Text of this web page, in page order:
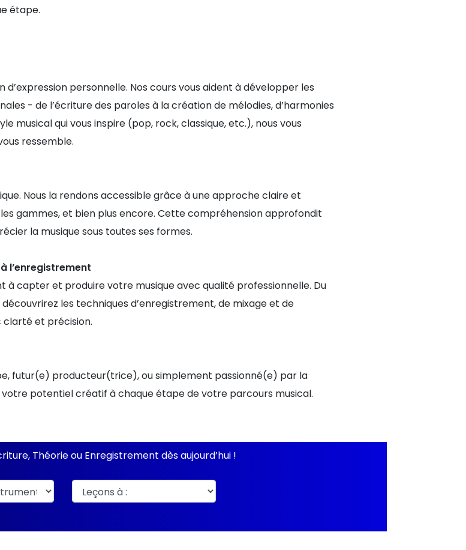
étape.
d’expression personnelle. Nos cours vous aident à développer les
- de l’écriture des paroles à la création de mélodies, d’harmonies
musical qui vous inspire (pop, rock, classique, etc.), nous vous
ressemble.
Nous la rendons accessible grâce à une approche claire et
gammes, et bien plus encore. Cette compréhension approfondit
la musique sous toutes ses formes.
l’enregistrement
à capter et produire votre musique avec qualité professionnelle. Du
les techniques d’enregistrement, de mixage et de
et précision.
futur(e) producteur(trice), ou simplement passionné(e) par la
potentiel créatif à chaque étape de votre parcours musical.
Théorie ou Enregistrement dès aujourd’hui !